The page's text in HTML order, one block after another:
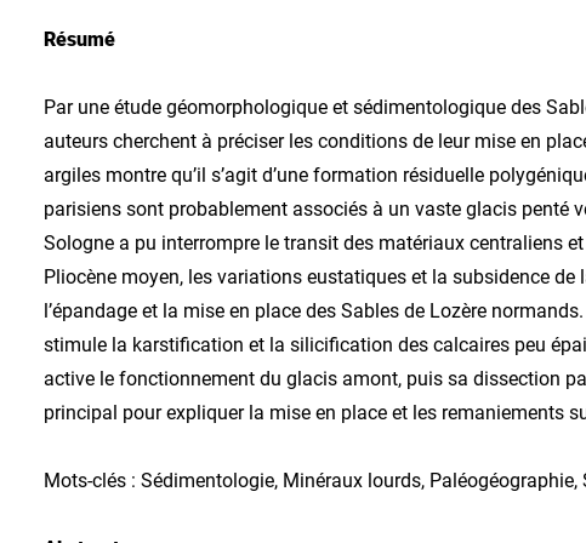
Résumé
Par une étude géomorphologique et sédimentologique des
auteurs cherchent à préciser les conditions de leur mise en
argiles montre qu’il s’agit d’une formation résiduelle
parisiens sont probablement associés à un vaste glacis penté
Sologne a pu interrompre le transit des matériaux centraliens
Pliocène moyen, les variations eustatiques et la subsidence
l’épandage et la mise en place des Sables de Lozère
stimule la karstification et la silicification des calcaires peu
active le fonctionnement du glacis amont, puis sa dissection
principal pour expliquer la mise en place et les remaniements
Mots-clés : Sédimentologie, Minéraux lourds, Paléogéographie,